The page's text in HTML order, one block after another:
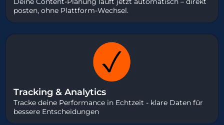
posten, ohne Plattform-Wechsel.
Tracking & Analytics
Tracke deine Performance in Echtzeit - klare Daten für
bessere Entscheidungen